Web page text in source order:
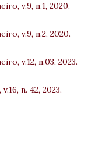
v.9, n.1, 2020.
v.9, n.2, 2020.
v.12, n.03, 2023.
n. 42, 2023.